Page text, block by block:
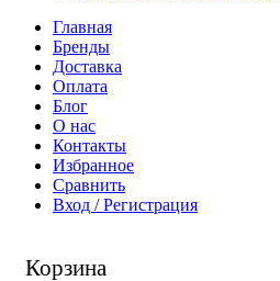
Главная
Бренды
Доставка
Оплата
Блог
О нас
Контакты
Избранное
Сравнить
Вход / Регистрация
Корзина